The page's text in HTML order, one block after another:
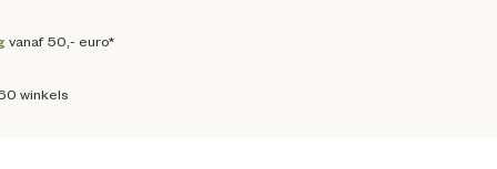
vanaf 50,- euro*
winkels